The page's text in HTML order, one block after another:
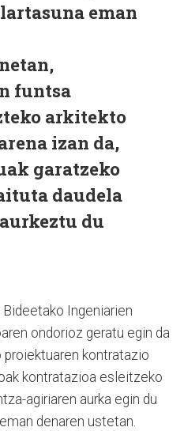
eman
funtsa
arkitekto
izan da,
garatzeko
daudela
du
Bideetako Ingeniarien
ondorioz geratu egin da
kontratazio
kontratazioa esleitzeko
agiriaren aurka egin du
denaren ustetan.